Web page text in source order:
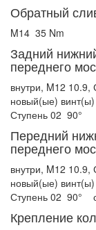
Обратный
M14 35 Nm
Задний
переднего
внутри, M12 10.9,
новый(ые)
Ступень 02 90°
Передний
переднего
внутри, M12 10.9,
новый(ые)
Ступень 02 90°
Крепление